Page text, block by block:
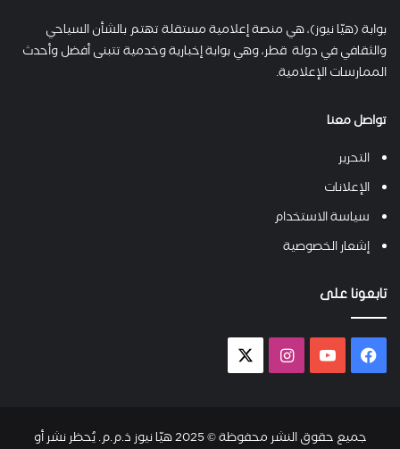
بوابة (هيّا نيوز)، هي منصة إعلامية مستقلة تهتم بالشأن السياحي
والثقافي في دولة قطر، وهي بوابة إخبارية وخدمية تتبنى أفضل وأحدث
الممارسات الإعلامية.
تواصل معنا
التحرير
الإعلانات
سياسة الاستخدام
إشعار الخصوصية
تابعونا على
فيسبوك يوتيوب انستقرام
جميع حقوق النشر محفوظة © 2025 هيّا نيوز ذ.م.م. يُحظر نشر أو